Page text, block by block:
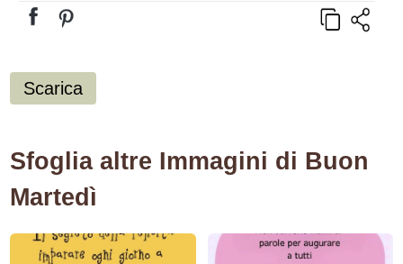
Scarica
Sfoglia altre Immagini di Buon
Martedì